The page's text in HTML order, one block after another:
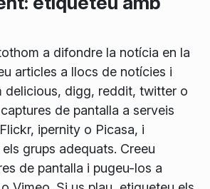
a difondre la notícia en la
articles a llocs de notícies i
delicious, digg, reddit, twitter o
de pantalla a serveis
ipernity o Picasa, i
grups adequats. Creeu
de pantalla i pugeu-los a